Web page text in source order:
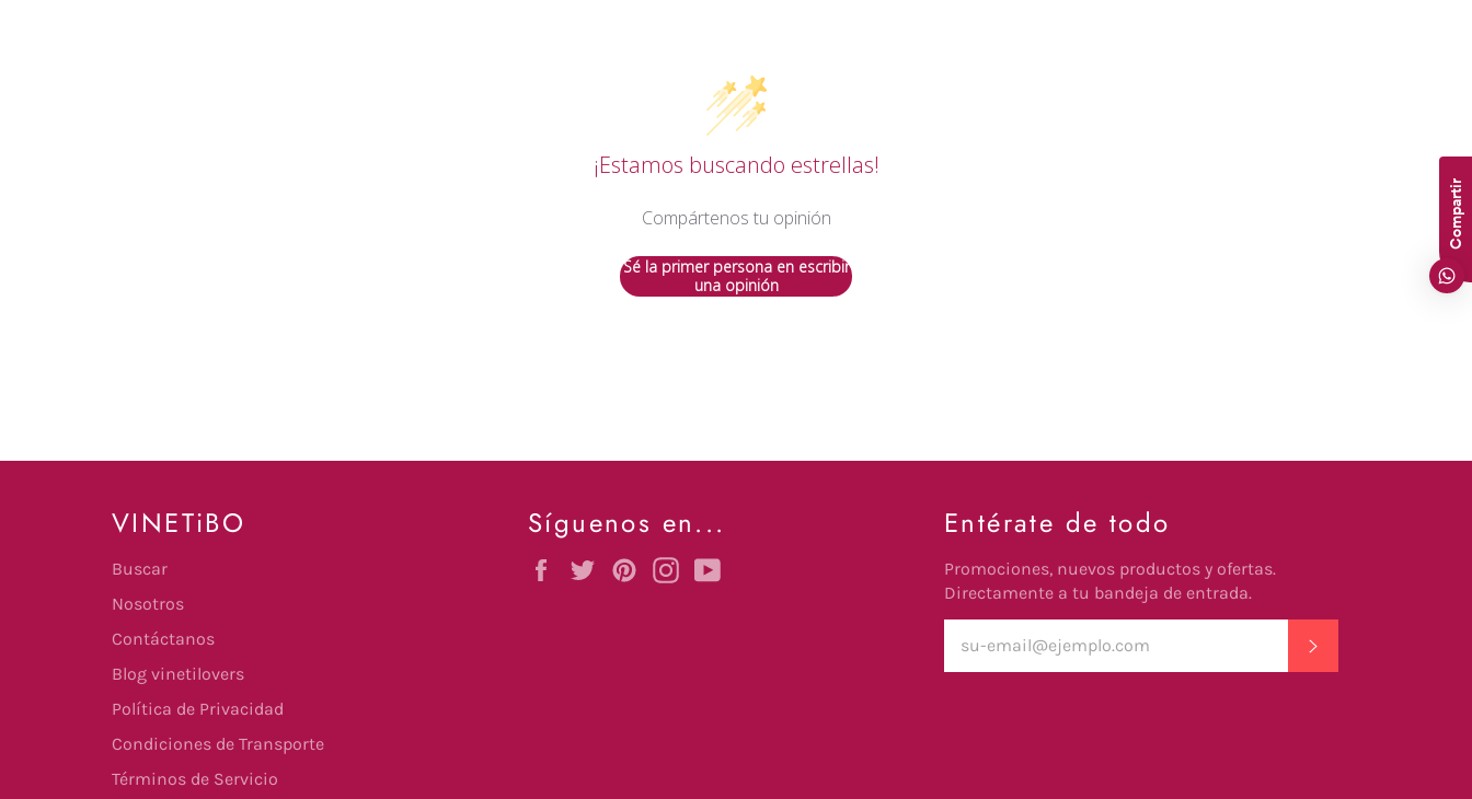
¡Estamos buscando estrellas!
Compártenos tu opinión
Sé la primer persona en escribir
una opinión
VINETiBO
Buscar
Nosotros
Contáctanos
Blog vinetilovers
Política de Privacidad
Condiciones de Transporte
Términos de Servicio
Síguenos en...
FacebookTwitterPinterestInstagram
Entérate de todo
Promociones, nuevos productos y ofertas.
Directamente a tu bandeja de entrada.
Compartir